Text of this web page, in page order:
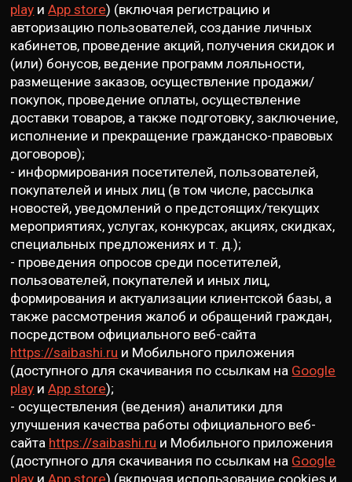
play иApp store) (включая регистрацию и
авторизацию пользователей, создание личных
кабинетов, проведение акций, получения скидок и
(или) бонусов, ведение программ лояльности,
размещение заказов, осуществление продажи/
покупок, проведение оплаты, осуществление
доставки товаров, а также подготовку, заключение,
исполнение и прекращение гражданско-правовых
договоров);
- информирования посетителей, пользователей,
покупателей и иных лиц (в том числе, рассылка
новостей, уведомлений о предстоящих/текущих
мероприятиях, услугах, конкурсах, акциях, скидках,
специальных предложениях и т. д.);
- проведения опросов среди посетителей,
пользователей, покупателей и иных лиц,
формирования и актуализации клиентской базы, а
также рассмотрения жалоб и обращений граждан,
посредством официального веб-сайта
https://saibashi.ru и Мобильного приложения
(доступного для скачивания по ссылкам на Google
play иApp store);
- осуществления (ведения) аналитики для
улучшения качества работы официального веб-
сайта https://saibashi.ru и Мобильного приложения
(доступного для скачивания по ссылкам на Google
play иApp store) (включая использование cookies и